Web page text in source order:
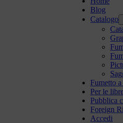
Blog
Catalogo
Fumetto
Per le
Pubblica
Foreign
Accedi